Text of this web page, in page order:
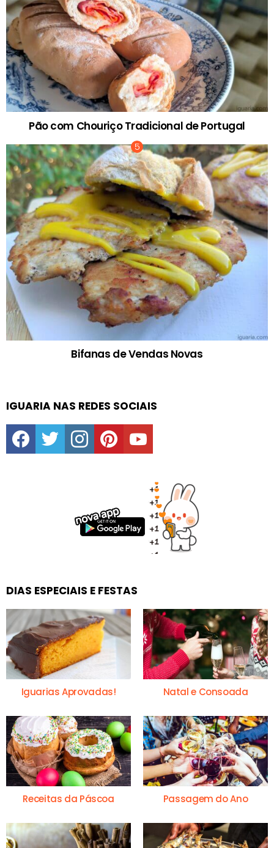
Pão com Chouriço Tradicional de Portugal
Bifanas de Vendas Novas
IGUARIA NAS REDES SOCIAIS
facebooktwitter instagrampinterestyoutube
DIAS ESPECIAIS E FESTAS
Iguarias Aprovadas! Natal e Consoada
Receitas da Páscoa Passagem do Ano